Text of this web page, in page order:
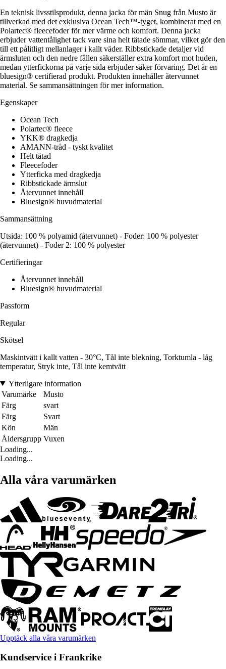
En teknisk livsstilsprodukt, denna jacka för män Snug från Musto är
tillverkad med det exklusiva Ocean Tech™-tyget, kombinerat med en
Polartec® fleecefoder för mer värme och komfort. Denna jacka
erbjuder vattentålighet tack vare sina helt tätade sömmar, vilket gör den
till ett pålitligt mellanlager i kallt väder. Ribbstickade detaljer vid
ärmsluten och den nedre fållen säkerställer extra komfort mot huden,
medan ytterfickorna på varje sida erbjuder säker förvaring. Det är en
bluesign® certifierad produkt. Produkten innehåller återvunnet
material. Se sammansättningen för mer information.
Egenskaper
Ocean Tech
Polartec® fleece
YKK® dragkedja
AMANN-tråd - tyskt kvalitet
Helt tätad
Fleecefoder
Ytterficka med dragkedja
Ribbstickade ärmslut
Återvunnet innehåll
Bluesign® huvudmaterial
Sammansättning
Utsida: 100 % polyamid (återvunnet) - Foder: 100 % polyester
(återvunnet) - Foder 2: 100 % polyester
Certifieringar
Återvunnet innehåll
Bluesign® huvudmaterial
Passform
Regular
Skötsel
Maskintvätt i kallt vatten - 30°C, Tål inte blekning, Torktumla - låg
temperatur, Stryk inte, Tål inte kemtvätt
Ytterligare information
Varumärke
Musto
Färg
svart
Färg
Svart
Kön
Män
Åldersgrupp Vuxen
Loading...
Loading...
Alla våra varumärken
Upptäck alla våra varumärken
Kundservice i Frankrike